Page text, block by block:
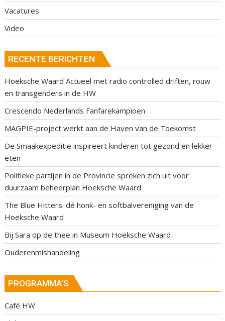
Vacatures
Video
RECENTE BERICHTEN
Hoeksche Waard Actueel met radio controlled driften, rouw
en transgenders in de HW
Crescendo Nederlands Fanfarekampioen
MAGPIE-project werkt aan de Haven van de Toekomst
De Smaakexpeditie inspireert kinderen tot gezond en lekker
eten
Politieke partijen in de Provincie spreken zich uit voor
duurzaam beheerplan Hoeksche Waard
The Blue Hitters: dé honk- en softbalvereniging van de
Hoeksche Waard
Bij Sara op de thee in Museum Hoeksche Waard
Ouderenmishandeling
PROGRAMMA’S
Café HW